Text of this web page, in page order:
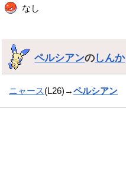
なし
ペルシアンのしんか
ニャース(L26)→ペルシアン